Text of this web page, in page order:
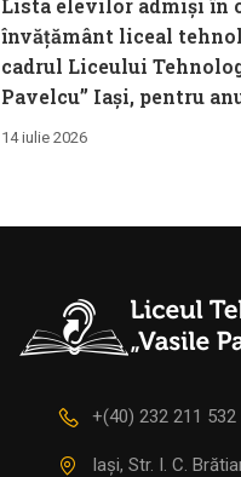
Lista elevilor admiși în
învățământ liceal
cadrul Liceului
Pavelcu” Iași, pentru
14 iulie 2026
+(40) 232 211 532
Iași, Str. I. C.